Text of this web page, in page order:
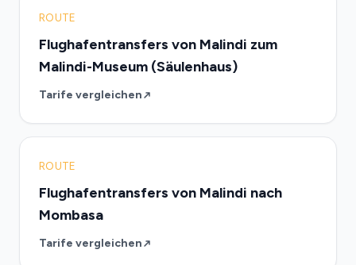
ROUTE
Flughafentransfers von Malindi zum
Malindi-Museum (Säulenhaus)
Tarife vergleichen
ROUTE
Flughafentransfers von Malindi nach
Mombasa
Tarife vergleichen